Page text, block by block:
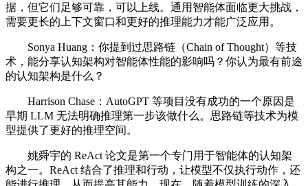
据，但它们足够可靠，可以上线。通用智能体面临更大挑战，
需要更长的上下文窗口和更好的推理能力才能广泛应用。
Sonya Huang：你提到过思路链（Chain of Thought）等技
术，能分享认知架构对智能体性能的影响吗？你认为最有前途
的认知架构是什么？
Harrison Chase：AutoGPT 等项目没有成功的一个原因是
早期 LLM 无法明确推理第一步该做什么。思路链等技术为模
型提供了更好的推理空间。
姚舜宇的 ReAct 论文是第一个专门用于智能体的认知架
构之一。ReAct 结合了推理和行动，让模型不仅执行动作，还